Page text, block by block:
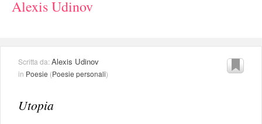
Alexis Udinov
Scritta da:Alexis Udinov
in Poesie (Poesie personali)
Utopia